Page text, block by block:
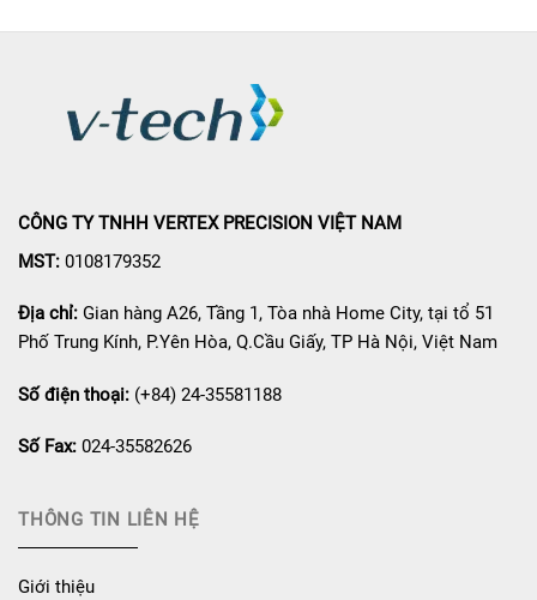
CÔNG TY TNHH VERTEX PRECISION VIỆT NAM
MST: 0108179352
Địa chỉ: Gian hàng A26, Tầng 1, Tòa nhà Home City, tại tổ 51
Phố Trung Kính, P.Yên Hòa, Q.Cầu Giấy, TP Hà Nội, Việt Nam
Số điện thoại: (+84) 24-35581188
Số Fax: 024-35582626
THÔNG TIN LIÊN HỆ
Giới thiệu